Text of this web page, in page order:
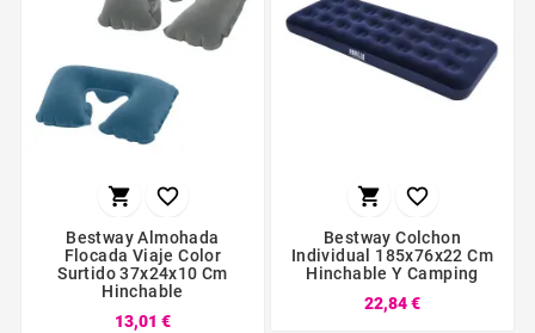
 
Bestway Almohada
Flocada Viaje Color
Surtido 37x24x10 Cm
Hinchable
13,01 €
 
Bestway Colchon
Individual 185x76x22 Cm
Hinchable Y Camping
22,84 €